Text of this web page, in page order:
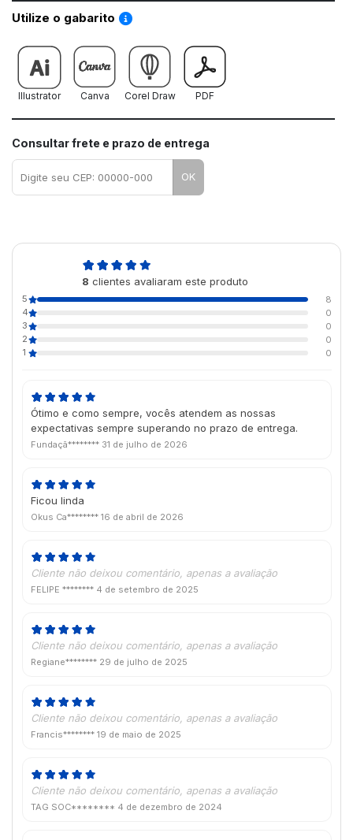
Utilize o gabarito Saiba como utilizar os nossos gabaritos
Illustrator Canva Corel Draw PDF
Consultar frete e prazo de entrega
OK
8 clientes avaliaram este produto
5
8
4
0
3
0
2
0
1
0
Ótimo e como sempre, vocês atendem as nossas
expectativas sempre superando no prazo de entrega.
Fundaçã******** 31 de julho de 2026
Ficou linda
Okus Ca******** 16 de abril de 2026
Cliente não deixou comentário, apenas a avaliação
FELIPE ******** 4 de setembro de 2025
Cliente não deixou comentário, apenas a avaliação
Regiane******** 29 de julho de 2025
Cliente não deixou comentário, apenas a avaliação
Francis******** 19 de maio de 2025
Cliente não deixou comentário, apenas a avaliação
TAG SOC******** 4 de dezembro de 2024